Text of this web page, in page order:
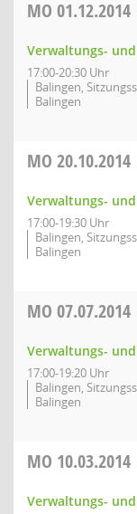
MO 01.12.2014
Verwaltungs-
17:00-20:30 Uhr
Balingen,
Balingen
MO 20.10.2014
Verwaltungs-
17:00-19:30 Uhr
Balingen,
Balingen
MO 07.07.2014
Verwaltungs-
17:00-19:20 Uhr
Balingen,
Balingen
MO 10.03.2014
Verwaltungs-